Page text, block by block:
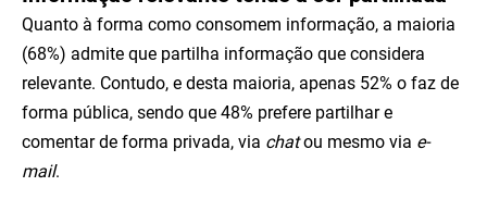
Quanto à forma como consomem informação, a maioria
(68%) admite que partilha informação que considera
relevante. Contudo, e desta maioria, apenas 52% o faz de
forma pública, sendo que 48% prefere partilhar e
comentar de forma privada, via chatou mesmo via e-
mail.